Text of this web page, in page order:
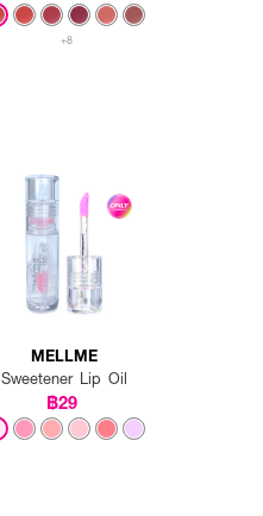
+8
MELLME
Sweetener Lip Oil
฿29